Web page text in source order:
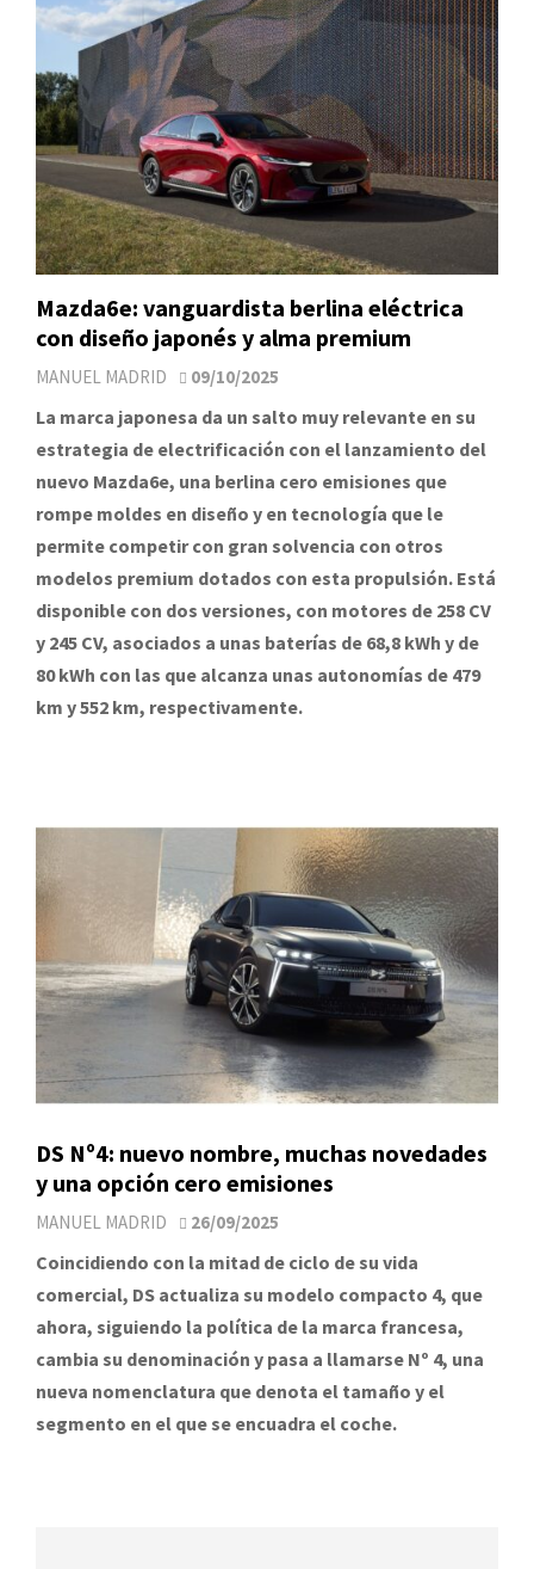
Mazda6e: vanguardista berlina eléctrica
con diseño japonés y alma premium
MANUEL MADRID 09/10/2025
La marca japonesa da un salto muy relevante en su
estrategia de electrificación con el lanzamiento del
nuevo Mazda6e, una berlina cero emisiones que
rompe moldes en diseño y en tecnología que le
permite competir con gran solvencia con otros
modelos premium dotados con esta propulsión. Está
disponible con dos versiones, con motores de 258 CV
y 245 CV, asociados a unas baterías de 68,8 kWh y de
80 kWh con las que alcanza unas autonomías de 479
km y 552 km, respectivamente.
DS Nº4: nuevo nombre, muchas novedades
y una opción cero emisiones
MANUEL MADRID 26/09/2025
Coincidiendo con la mitad de ciclo de su vida
comercial, DS actualiza su modelo compacto 4, que
ahora, siguiendo la política de la marca francesa,
cambia su denominación y pasa a llamarse Nº 4, una
nueva nomenclatura que denota el tamaño y el
segmento en el que se encuadra el coche.